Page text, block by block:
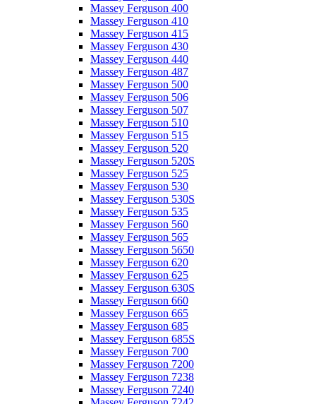
Massey Ferguson 400
Massey Ferguson 410
Massey Ferguson 415
Massey Ferguson 430
Massey Ferguson 440
Massey Ferguson 487
Massey Ferguson 500
Massey Ferguson 506
Massey Ferguson 507
Massey Ferguson 510
Massey Ferguson 515
Massey Ferguson 520
Massey Ferguson 520S
Massey Ferguson 525
Massey Ferguson 530
Massey Ferguson 530S
Massey Ferguson 535
Massey Ferguson 560
Massey Ferguson 565
Massey Ferguson 5650
Massey Ferguson 620
Massey Ferguson 625
Massey Ferguson 630S
Massey Ferguson 660
Massey Ferguson 665
Massey Ferguson 685
Massey Ferguson 685S
Massey Ferguson 700
Massey Ferguson 7200
Massey Ferguson 7238
Massey Ferguson 7240